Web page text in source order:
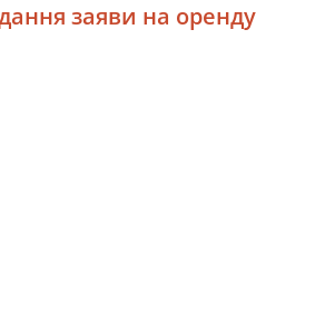
заяви на оренду